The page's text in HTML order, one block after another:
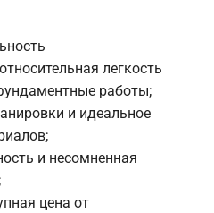
легкость
работы;
и идеальное
и несомненная
цена от